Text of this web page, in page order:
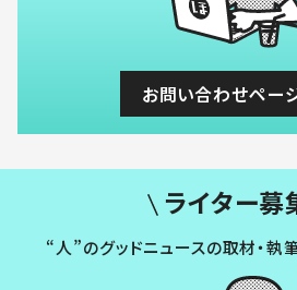
お問い合わせペー
ライター募
“人”のグッドニュースの取材・執